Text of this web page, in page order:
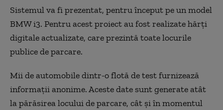
Sistemul va fi prezentat, pentru început pe un model
BMW i3. Pentru acest proiect au fost realizate hărţi
digitale actualizate, care prezintă toate locurile
publice de parcare.
Mii de automobile dintr-o flotă de test furnizează
informaţii anonime. Aceste date sunt generate atât
la părăsirea locului de parcare, cât şi în momentul